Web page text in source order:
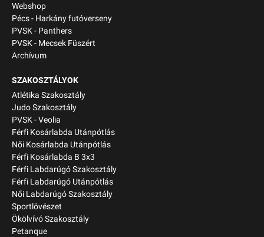
Webshop
Pécs - Harkány futóverseny
PVSK - Panthers
PVSK - Mecsek Füszért
Archívum
SZAKOSZTÁLYOK
Atlétika Szakosztály
Judo Szakosztály
PVSK - Veolia
Férfi Kosárlabda Utánpótlás
Női Kosárlabda Utánpótlás
Férfi Kosárlabda B 3x3
Férfi Labdarúgó Szakosztály
Férfi Labdarúgó Utánpótlás
Női Labdarúgó Szakosztály
Sportlövészet
Ökölvívó Szakosztály
Petanque